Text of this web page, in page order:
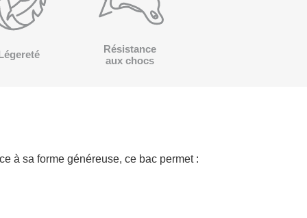
Résistance
aux chocs
à sa forme généreuse, ce bac permet :